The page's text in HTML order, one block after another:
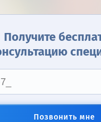
Получите
Позвонить мне